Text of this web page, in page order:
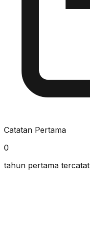
Catatan Pertama
0
tahun pertama tercatat